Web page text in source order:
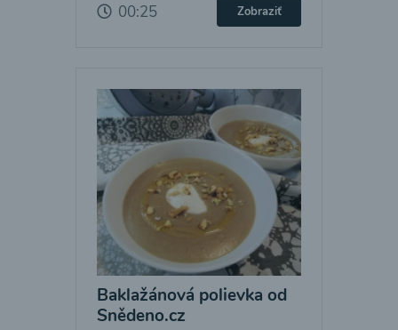
00:25 Zobraziť
Baklažánová polievka od
Snědeno.cz